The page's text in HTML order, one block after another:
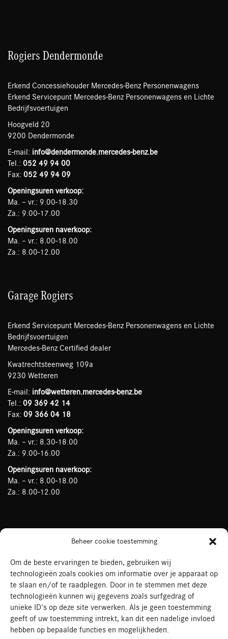
Beheer cookie toestemming
Om de beste ervaringen te bieden, gebruiken wij
technologieën zoals cookies om informatie over je apparaat op
te slaan en/of te raadplegen. Door in te stemmen met deze
technologieën kunnen wij gegevens zoals surfgedrag of
unieke ID's op deze site verwerken. Als je geen toestemming
geeft of uw toestemming intrekt, kan dit een nadelige invloed
hebben op bepaalde functies en mogelijkheden.
Rogiers Dendermonde
Erkend Concessiehouder Mercedes-Benz Personenwagens
Erkend Servicepunt Mercedes-Benz Personenwagens en Lichte
Bedrijfsvoertuigen
Hoogveld 20
9200 Dendermonde
E-mail: info@dendermonde.mercedes-benz.be
Tel.: 052 49 94 00
Fax: 052 49 94 09
Openingsuren verkoop:
Ma. – vr.: 9.00-18.30
Za.: 9.00-17.00
Openingsuren naverkoop:
Ma. – vr.: 8.00-18.00
Za.: 8.00-12.00
Garage Rogiers
Erkend Servicepunt Mercedes-Benz Personenwagens en Lichte
Bedrijfsvoertuigen
Mercedes-Benz Certified dealer
Kwatrechtsteenweg 109a
9230 Wetteren
E-mail: info@wetteren.mercedes-benz.be
Tel.: 09 369 42 14
Fax: 09 366 04 18
Openingsuren verkoop:
Ma. – vr.: 8.30-18.00
Za.: 9.00-16.00
Openingsuren naverkoop:
Ma. – vr.: 8.00-18.00
Za.: 8.00-12.00
Mercedes-Benz Rogiers op Social Media